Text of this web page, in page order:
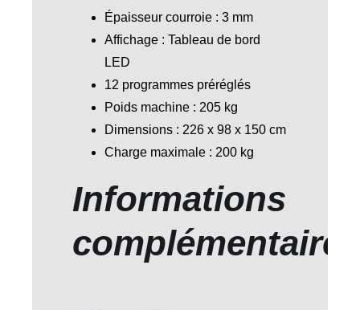
Épaisseur courroie : 3 mm
Affichage : Tableau de bord
LED
12 programmes préréglés
Poids machine : 205 kg
Dimensions : 226 x 98 x 150 cm
Charge maximale : 200 kg
Informations
complémentaires